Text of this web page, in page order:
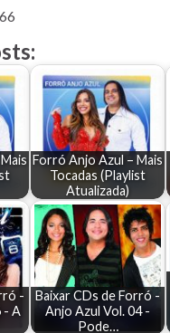
Forró Anjo Azul – Mais
Tocadas (Playlist
Atualizada)
-
- A
Baixar CDs de Forró -
Anjo Azul Vol. 04 -
Pode…